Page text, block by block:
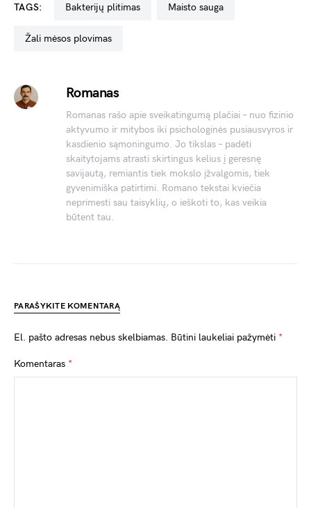
TAGS: bakterijų plitimas Maisto sauga
žali mėsos plovimas
Romanas
Romanas rašo apie sveikatingumą plačiai – nuo fizinio
aktyvumo ir mitybos iki psichologinės pusiausvyros ir
kasdienio sąmoningumo. Jo tikslas – padėti
skaitytojams atrasti skirtingus kelius į geresnę
savijautą, remiantis tiek mokslo įžvalgomis, tiek
gyvenimiška patirtimi. Romano tekstai kviečia
neprimesti sau taisyklių, o ieškoti to, kas veikia
būtent tau.
PARAŠYKITE KOMENTARĄ
El. pašto adresas nebus skelbiamas. Būtini laukeliai pažymėti *
Komentaras *